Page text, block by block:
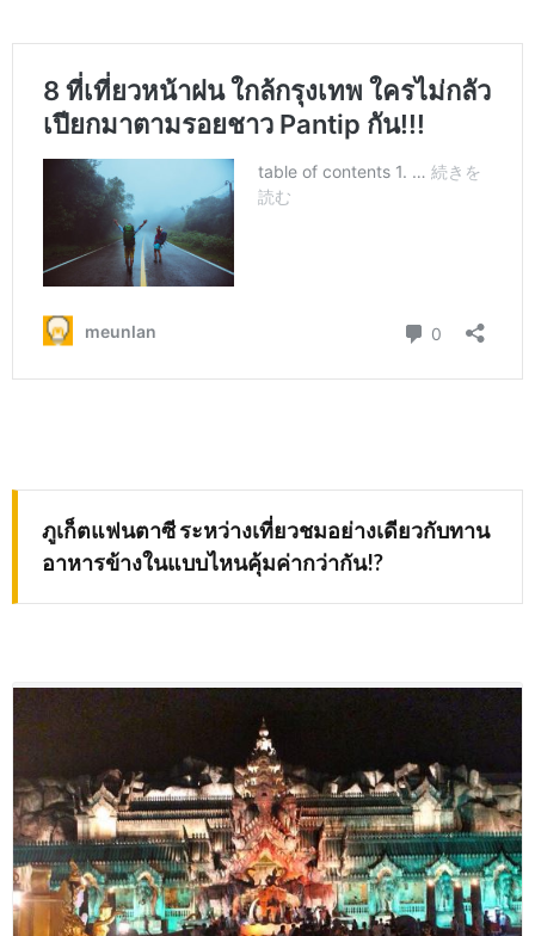
ภูเก็ตแฟนตาซี ระหว่างเที่ยวชมอย่างเดียวกับทาน
อาหารข้างในแบบไหนคุ้มค่ากว่ากัน!?